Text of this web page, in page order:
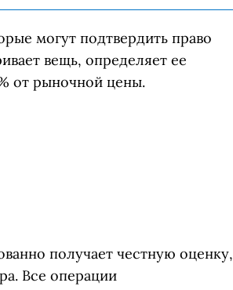
могут подтвердить право
вещь, определяет ее
от рыночной цены.
получает честную оценку,
Все операции